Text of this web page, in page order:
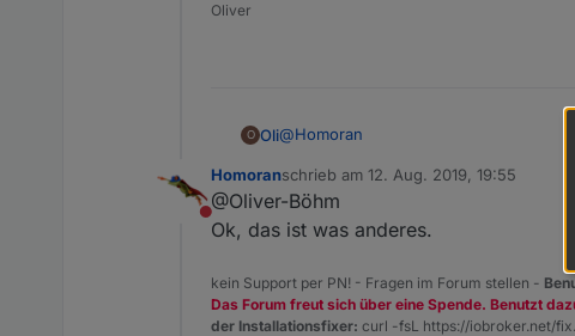
Oliver
O Oli@Homoran
ich frage über den Ping Adapter ab, ob
eingetragen werden, diesen Namen
Nicht stören
Homoranschrieb am 12. Aug. 2019, 19:55
zuletzt editiert von
@Oliver-Böhm
Ok, das ist was anderes.
kein Support per PN! - Fragen im Forum stellen -
Das Forum freut sich über eine Spende. Benutzt
der Installationsfixer: curl -fsL https://iobroker.net/